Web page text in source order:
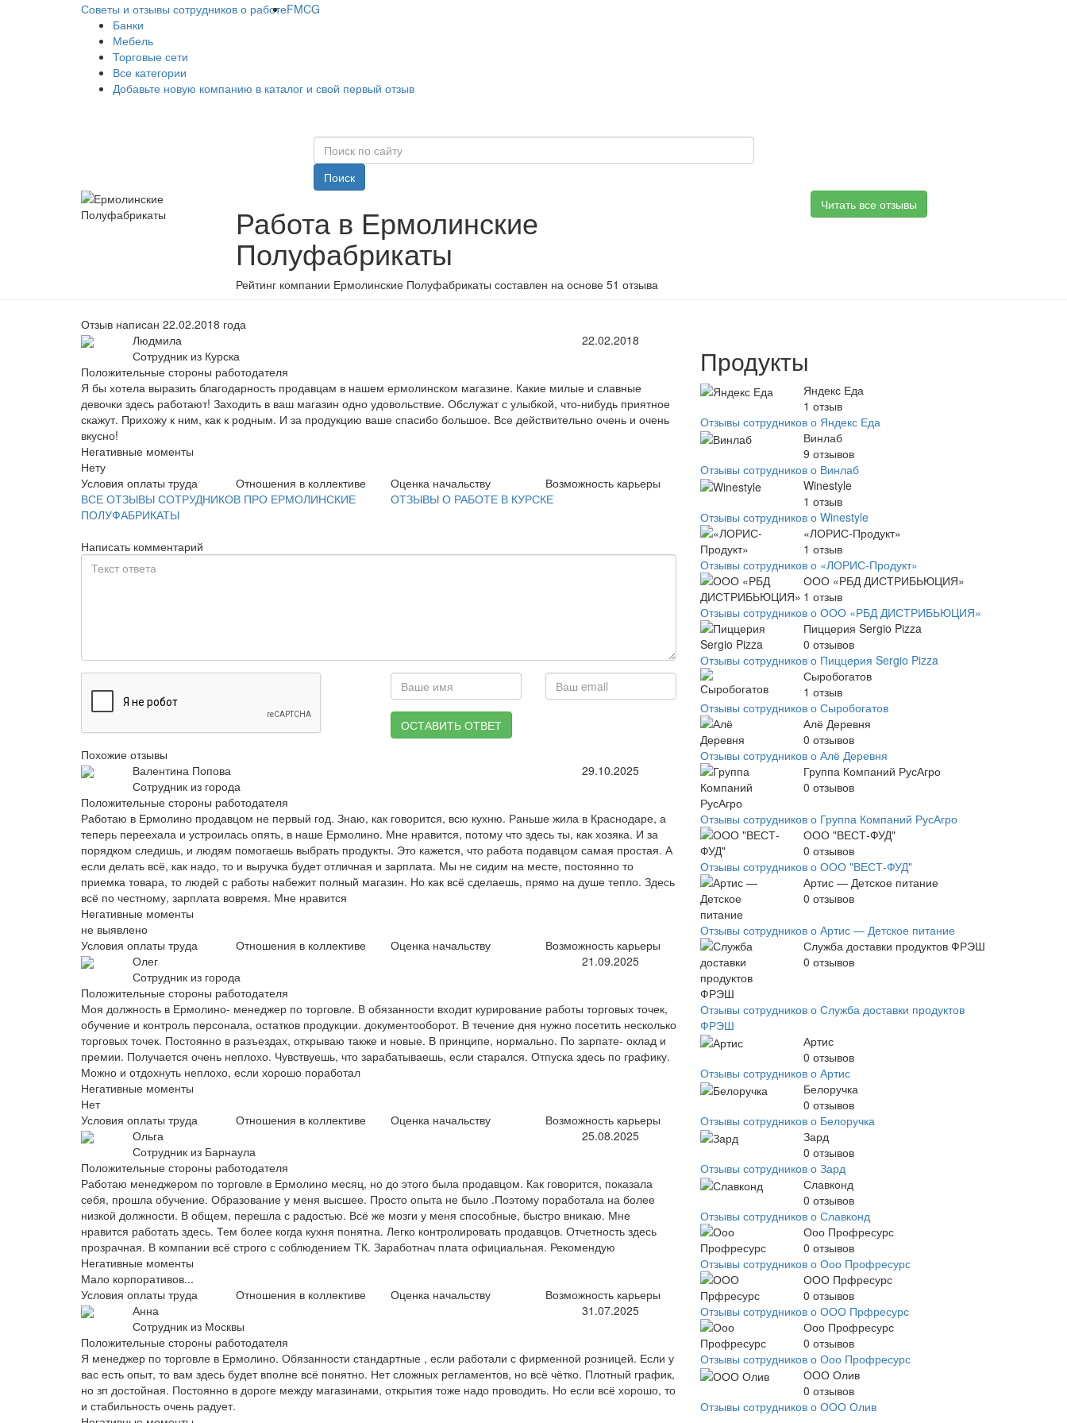
Советы и отзывы сотрудников о работеFMCG
Банки
Мебель
Торговые сети
Все категории
Добавьте новую компанию в каталог и свой первый отзыв
Поиск
Работа в Ермолинские
Полуфабрикаты
Рейтинг компании Ермолинские Полуфабрикаты составлен на основе 51 отзыва
Читать все отзывы
Отзыв написан 22.02.2018 года
Людмила
Сотрудник из Курска
22.02.2018
Положительные стороны работодателя
Я бы хотела выразить благодарность продавцам в нашем ермолинском магазине. Какие милые и славные
девочки здесь работают! Заходить в ваш магазин одно удовольствие. Обслужат с улыбкой, что-нибудь приятное
скажут. Прихожу к ним, как к родным. И за продукцию ваше спасибо большое. Все действительно очень и очень
вкусно!
Негативные моменты
Нету
Условия оплаты труда
Отношения в коллективе Оценка начальству
Возможность карьеры
ВСЕ ОТЗЫВЫ СОТРУДНИКОВ ПРО ЕРМОЛИНСКИЕ
ПОЛУФАБРИКАТЫ
ОТЗЫВЫ О РАБОТЕ В КУРСКЕ
Написать комментарий
ОСТАВИТЬ ОТВЕТ
Похожие отзывы
Валентина Попова
Сотрудник из города
29.10.2025
Положительные стороны работодателя
Работаю в Ермолино продавцом не первый год. Знаю, как говорится, всю кухню. Раньше жила в Краснодаре, а
теперь переехала и устроилась опять, в наше Ермолино. Мне нравится, потому что здесь ты, как хозяка. И за
порядком следишь, и людям помогаешь выбрать продукты. Это кажется, что работа подавцом самая простая. А
если делать всё, как надо, то и выручка будет отличная и зарплата. Мы не сидим на месте, постоянно то
приемка товара, то людей с работы набежит полный магазин. Но как всё сделаешь, прямо на душе тепло. Здесь
всё по честному, зарплата вовремя. Мне нравится
Негативные моменты
не выявлено
Условия оплаты труда
Отношения в коллективе Оценка начальству
Возможность карьеры
Олег
Сотрудник из города
21.09.2025
Положительные стороны работодателя
Моя должность в Ермолино- менеджер по торговле. В обязанности входит курирование работы торговых точек,
обучение и контроль персонала, остатков продукции. документооборот. В течение дня нужно посетить несколько
торговых точек. Постоянно в разъездах, открываю также и новые. В принципе, нормально. По зарпате- оклад и
премии. Получается очень неплохо. Чувствуешь, что зарабатываешь, если старался. Отпуска здесь по графику.
Можно и отдохнуть неплохо, если хорошо поработал
Негативные моменты
Нет
Условия оплаты труда
Отношения в коллективе Оценка начальству
Возможность карьеры
Ольга
Сотрудник из Барнаула
25.08.2025
Положительные стороны работодателя
Работаю менеджером по торговле в Ермолино месяц, но до этого была продавцом. Как говорится, показала
себя, прошла обучение. Образование у меня высшее. Просто опыта не было .Поэтому поработала на более
низкой должности. В общем, перешла с радостью. Всё же мозги у меня способные, быстро вникаю. Мне
нравится работать здесь. Тем более когда кухня понятна. Легко контролировать продавцов. Отчетность здесь
прозрачная. В компании всё строго с соблюдением ТК. Заработнач плата официальная. Рекомендую
Негативные моменты
Мало корпоративов...
Условия оплаты труда
Отношения в коллективе Оценка начальству
Возможность карьеры
Анна
Сотрудник из Москвы
31.07.2025
Положительные стороны работодателя
Я менеджер по торговле в Ермолино. Обязанности стандартные , если работали с фирменной розницей. Если у
вас есть опыт, то вам здесь будет вполне всё понятно. Нет сложных регламентов, но всё чётко. Плотный график,
но зп достойная. Постоянно в дороге между магазинами, открытия тоже надо проводить. Но если всё хорошо, то
и стабильность очень радует.
Продукты
Яндекс Еда
1 отзыв
Отзывы сотрудников о Яндекс Еда
Винлаб
9 отзывов
Отзывы сотрудников о Винлаб
Winestyle
1 отзыв
Отзывы сотрудников о Winestyle
«ЛОРИС-Продукт»
1 отзыв
Отзывы сотрудников о «ЛОРИС-Продукт»
ООО «РБД ДИСТРИБЬЮЦИЯ»
1 отзыв
Отзывы сотрудников о ООО «РБД ДИСТРИБЬЮЦИЯ»
Пиццерия Sergio Pizza
0 отзывов
Отзывы сотрудников о Пиццерия Sergio Pizza
Сыробогатов
1 отзыв
Отзывы сотрудников о Сыробогатов
Алё Деревня
0 отзывов
Отзывы сотрудников о Алё Деревня
Группа Компаний РусАгро
0 отзывов
Отзывы сотрудников о Группа Компаний РусАгро
ООО "ВЕСТ-ФУД"
0 отзывов
Отзывы сотрудников о ООО "ВЕСТ-ФУД"
Артис — Детское питание
0 отзывов
Отзывы сотрудников о Артис — Детское питание
Служба доставки продуктов ФРЭШ
0 отзывов
Отзывы сотрудников о Служба доставки продуктов
ФРЭШ
Артис
0 отзывов
Отзывы сотрудников о Артис
Белоручка
0 отзывов
Отзывы сотрудников о Белоручка
Зард
0 отзывов
Отзывы сотрудников о Зард
Славконд
0 отзывов
Отзывы сотрудников о Славконд
Ооо Профресурс
0 отзывов
Отзывы сотрудников о Ооо Профресурс
ООО Прфресурс
0 отзывов
Отзывы сотрудников о ООО Прфресурс
Ооо Профресурс
0 отзывов
Отзывы сотрудников о Ооо Профресурс
ООО Олив
0 отзывов
Отзывы сотрудников о ООО Олив